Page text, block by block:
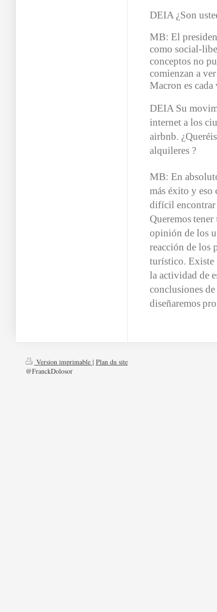
DEIA ¿Son
MB: El
como social-
conceptos no
comienzan a
Macron es
DEIA Su
internet a los
airbnb.
alquileres ?
MB: En
más éxito y
difícil encontrar
Queremostener
opinión de los
reacción de los
turístico. Existe
la actividad de
conclusiones
diseñaremos
Version imprimable | Plan du site
@FranckDolosor